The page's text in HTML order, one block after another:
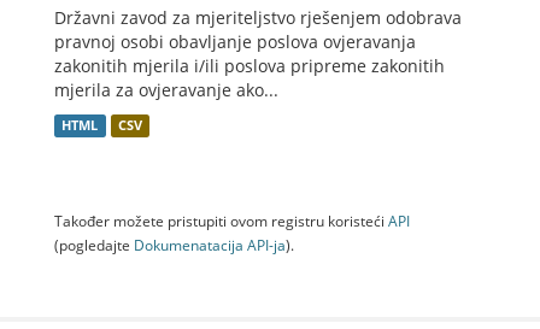
Državni zavod za mjeriteljstvo rješenjem odobrava
pravnoj osobi obavljanje poslova ovjeravanja
zakonitih mjerila i/ili poslova pripreme zakonitih
mjerila za ovjeravanje ako...
HTML CSV
Također možete pristupiti ovom registru koristeći API
(pogledajte Dokumenаtаcijа API-jа).